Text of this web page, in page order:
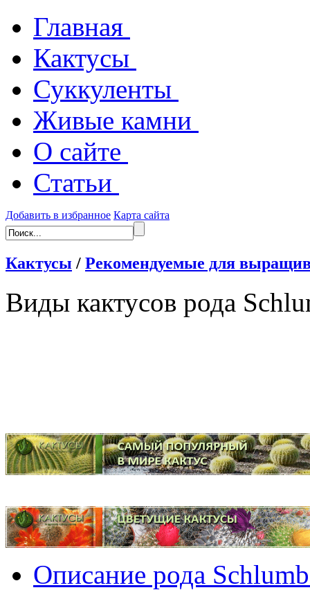
Главная
Кактусы
Суккуленты
Живые камни
О сайте
Статьи
Добавить в избранное Карта сайта
Кактусы / Рекомендуемые для
Виды кактусов рода
Описание рода